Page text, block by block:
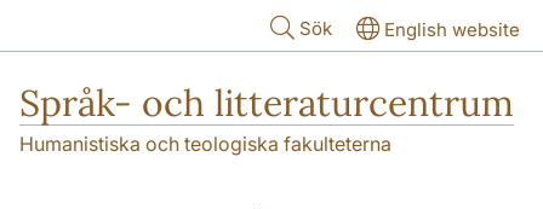
Sök English website
Språk- och litteraturcentrum
Humanistiska och teologiska fakulteterna